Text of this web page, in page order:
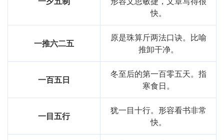
快。
一推六二五
原是珠算斤两法口诀。比喻
推卸干净。
一百五日
冬至后的第一百零五天。指
寒食日。
一目五行
犹一目十行。形容看书非常
快。